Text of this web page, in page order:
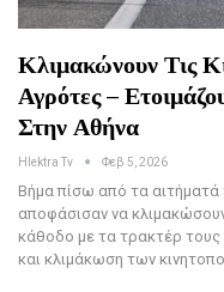
Κλιμακώνουν Τις
Αγρότες –
Στην Αθήνα
Hlektra Tv Φεβ 5, 2026
Βήμα πίσω από τα αιτήματά
αποφάσισαν να κλιμακώσουν
κάθοδο με τα τρακτέρ
και κλιμάκωση των